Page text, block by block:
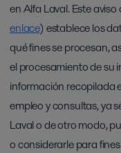
en Alfa Laval. Este
enlace) establece los
qué fines se procesan,
el procesamiento de su
información recopilada
empleo y consultas, ya
Laval o de otro modo,
o considerarle para